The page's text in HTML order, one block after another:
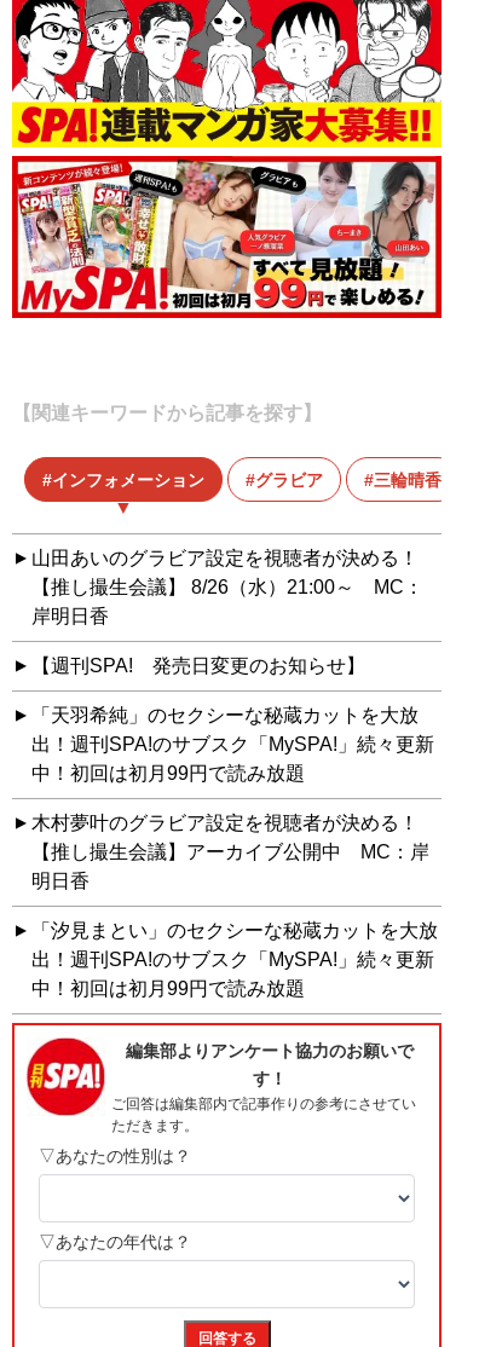
【関連キーワードから記事を探す】
インフォメーション グラビア 三輪晴香
山田あいのグラビア設定を視聴者が決める！
【推し撮生会議】 8/26（水）21:00～ MC：
岸明日香
【週刊SPA! 発売日変更のお知らせ】
「天羽希純」のセクシーな秘蔵カットを大放
出！週刊SPA!のサブスク「MySPA!」続々更新
中！初回は初月99円で読み放題
木村夢叶のグラビア設定を視聴者が決める！
【推し撮生会議】アーカイブ公開中 MC：岸
明日香
「汐見まとい」のセクシーな秘蔵カットを大放
出！週刊SPA!のサブスク「MySPA!」続々更新
中！初回は初月99円で読み放題